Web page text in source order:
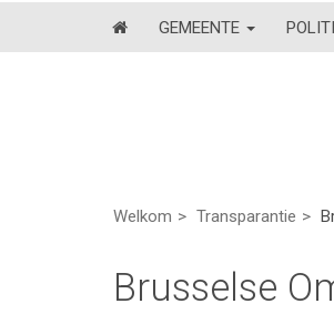
GEMEENTE
Welkom Transparantie
Brusselse